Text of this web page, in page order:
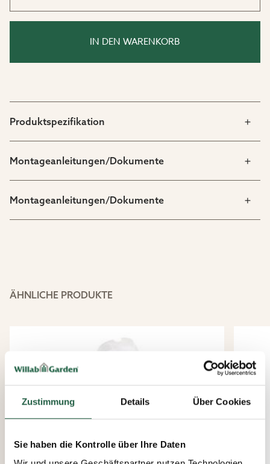
Zustimmung Details Über Cookies
Sie haben die Kontrolle über Ihre Daten
Bewässerungszeit: 2,5,10,20,30 oder 60 Minuten.
Bewässerungsintervall: Jeden Tag (1), jeden zweiten
Tag (2), jeden dritten Tag (3), jeden fünften Tag (5)
IN DEN WARENKORB
Produktspezifikation
Montageanleitungen/Dokumente
Montageanleitungen/Dokumente
ÄHNLICHE PRODUKTE